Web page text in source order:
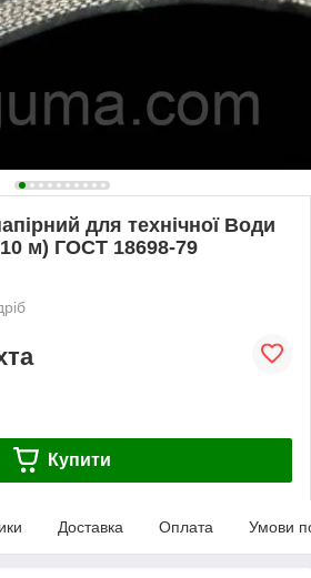
для технічної Води
м) ГОСТ 18698-79
Купити
Доставка Оплата Умови